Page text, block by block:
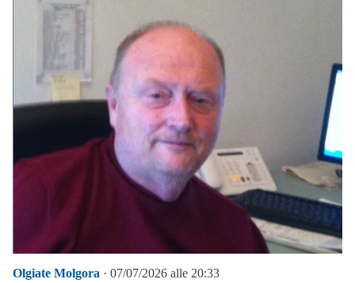
Olgiate Molgora · 07/07/2026 alle 20:33